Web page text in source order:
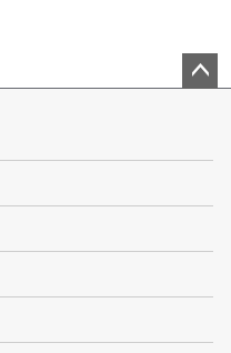
ップ